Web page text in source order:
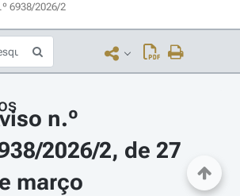
6938/2026/2
n.º
2026/2, de 27
março